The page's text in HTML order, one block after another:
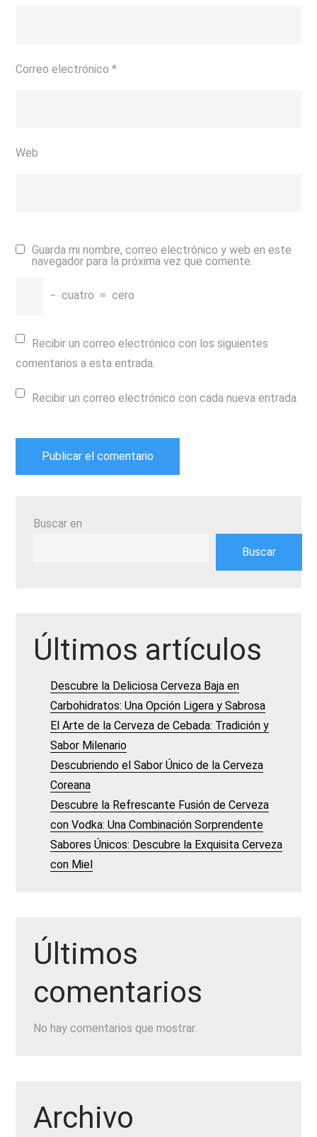
Correo electrónico*
Web
Guarda mi nombre, correo electrónico y web en este
navegador para la próxima vez que comente.
− cuatro = cero
Recibir un correo electrónico con los siguientes
comentarios a esta entrada.
Recibir un correo electrónico con cada nueva entrada.
Buscar en
Buscar
Últimos artículos
Descubre la Deliciosa Cerveza Baja en
Carbohidratos: Una Opción Ligera y Sabrosa
El Arte de la Cerveza de Cebada: Tradición y
Sabor Milenario
Descubriendo el Sabor Único de la Cerveza
Coreana
Descubre la Refrescante Fusión de Cerveza
con Vodka: Una Combinación Sorprendente
Sabores Únicos: Descubre la Exquisita Cerveza
con Miel
Últimos
comentarios
No hay comentarios que mostrar.
Archivo